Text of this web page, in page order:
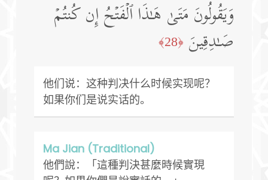
وَیَقُولُونَ مَتَىٰ هَـٰذَا ٱلۡفَتۡحُ إِن كُنتُمۡ
صَـٰدِقِینَ ﴿28﴾
他们说：这种判决什么时候实现呢？
如果你们是说实话的。
Ma Jian (Traditional)
他們說：「這種判決甚麼時候實現